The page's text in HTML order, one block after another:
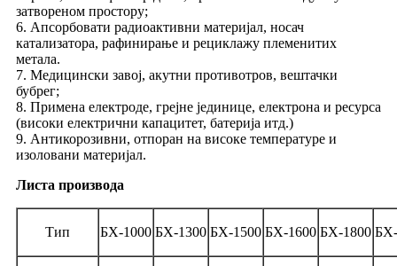
затвореном простору;
6. Апсорбовати радиоактивни материјал, носач
катализатора, рафинирање и рециклажу племенитих
метала.
7. Медицински завој, акутни противотров, вештачки
бубрег;
8. Примена електроде, грејне јединице, електрона и ресурса
(високи електрични капацитет, батерија итд.)
9. Антикорозивни, отпоран на високе температуре и
изоловани материјал.
Листа производа
Тип БХ-1000 БХ-1300 БХ-1500 БХ-1600 БХ-1800